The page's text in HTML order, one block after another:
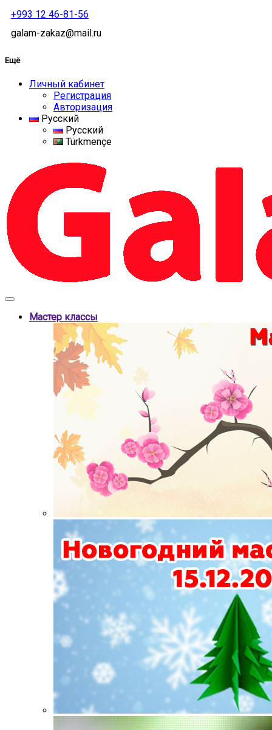
+993 12 46-81-56
galam-zakaz@mail.ru
Ещё
Личный кабинет
Регистрация
Авторизация
Русский
Русский
Türkmençe
Мастер классы